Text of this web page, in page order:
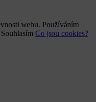
webu. Používáním
Souhlasím Co jsou cookies?